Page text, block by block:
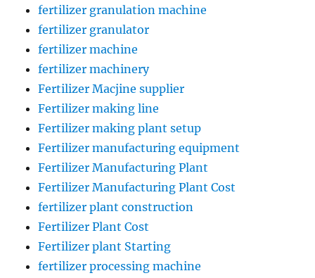
fertilizer granulation machine
fertilizer granulator
fertilizer machine
fertilizer machinery
Fertilizer Macjine supplier
Fertilizer making line
Fertilizer making plant setup
Fertilizer manufacturing equipment
Fertilizer Manufacturing Plant
Fertilizer Manufacturing Plant Cost
fertilizer plant construction
Fertilizer Plant Cost
Fertilizer plant Starting
fertilizer processing machine